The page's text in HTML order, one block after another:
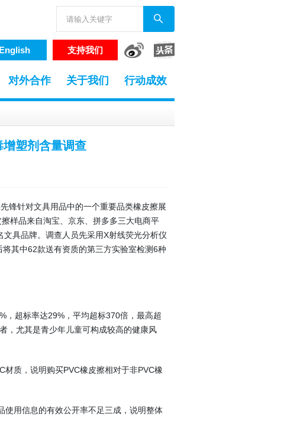
English 支持我们
对外合作 关于我们 行动成效
塑剂含量调查
锋针对文具用品中的一个重要品类橡皮擦展
样品来自淘宝、京东、拼多多三大电商平
具品牌。调查人员先采用X射线荧光分析仪
其中62款送有资质的第三方实验室检测6种
，超标率达29%，平均超标370倍，最高超
，尤其是青少年儿童可构成较高的健康风
质，说明购买PVC橡皮擦相对于非PVC橡
使用信息的有效公开率不足三成，说明整体